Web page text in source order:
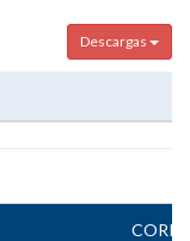
Descargas